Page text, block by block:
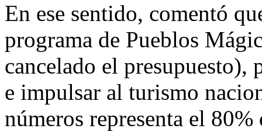
En ese sentido, comentó
programa de Pueblos
cancelado el presupuesto),
e impulsar al turismo
números representa el